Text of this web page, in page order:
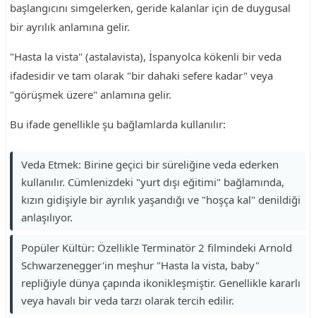
başlangıcını simgelerken, geride kalanlar için de duygusal
bir ayrılık anlamına gelir.
"Hasta la vista" (astalavista), İspanyolca kökenli bir veda
ifadesidir ve tam olarak "bir dahaki sefere kadar" veya
"görüşmek üzere" anlamına gelir.
Bu ifade genellikle şu bağlamlarda kullanılır:
Veda Etmek: Birine geçici bir süreliğine veda ederken
kullanılır. Cümlenizdeki "yurt dışı eğitimi" bağlamında,
kızın gidişiyle bir ayrılık yaşandığı ve "hoşça kal" denildiği
anlaşılıyor.
Popüler Kültür: Özellikle Terminatör 2 filmindeki Arnold
Schwarzenegger'in meşhur "Hasta la vista, baby"
repliğiyle dünya çapında ikonikleşmiştir. Genellikle kararlı
veya havalı bir veda tarzı olarak tercih edilir.